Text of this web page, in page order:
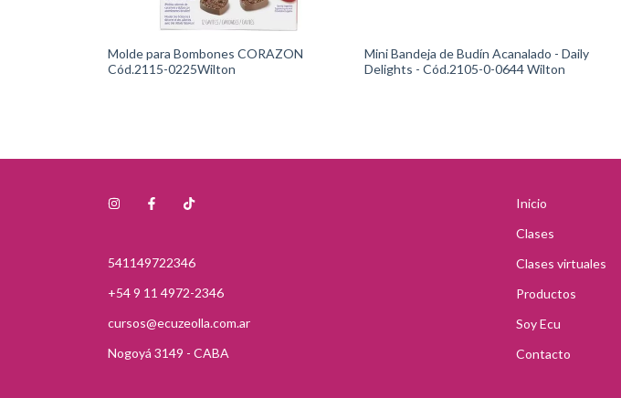
Molde para Bombones CORAZON
Cód.2115-0225Wilton
Mini Bandeja de Budín Acanalado - Daily
Delights - Cód.2105-0-0644 Wilton
541149722346
+54 9 11 4972-2346
cursos@ecuzeolla.com.ar
Nogoyá 3149 - CABA
Inicio
Clases
Clases virtuales
Productos
Soy Ecu
Contacto